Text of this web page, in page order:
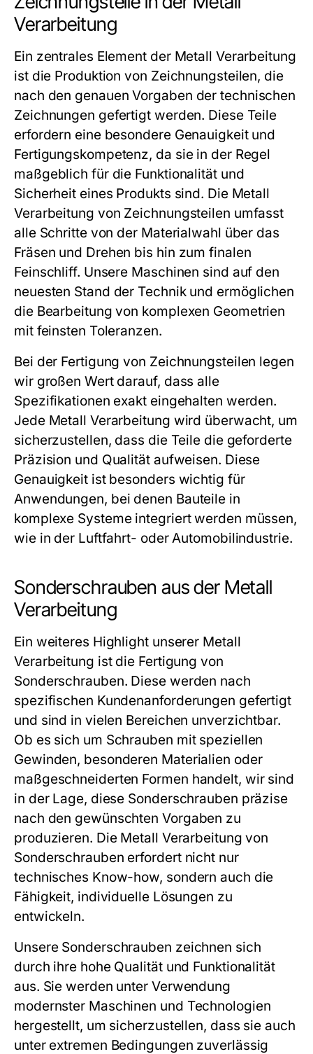
Verarbeitung
Ein zentrales Element der Metall Verarbeitung
ist die Produktion von Zeichnungsteilen, die
nach den genauen Vorgaben der technischen
Zeichnungen gefertigt werden. Diese Teile
erfordern eine besondere Genauigkeit und
Fertigungskompetenz, da sie in der Regel
maßgeblich für die Funktionalität und
Sicherheit eines Produkts sind. Die Metall
Verarbeitung von Zeichnungsteilen umfasst
alle Schritte von der Materialwahl über das
Fräsen und Drehen bis hin zum finalen
Feinschliff. Unsere Maschinen sind auf den
neuesten Stand der Technik und ermöglichen
die Bearbeitung von komplexen Geometrien
mit feinsten Toleranzen.
Bei der Fertigung von Zeichnungsteilen legen
wir großen Wert darauf, dass alle
Spezifikationen exakt eingehalten werden.
Jede Metall Verarbeitung wird überwacht, um
sicherzustellen, dass die Teile die geforderte
Präzision und Qualität aufweisen. Diese
Genauigkeit ist besonders wichtig für
Anwendungen, bei denen Bauteile in
komplexe Systeme integriert werden müssen,
wie in der Luftfahrt- oder Automobilindustrie.
Sonderschrauben aus der Metall
Verarbeitung
Ein weiteres Highlight unserer Metall
Verarbeitung ist die Fertigung von
Sonderschrauben. Diese werden nach
spezifischen Kundenanforderungen gefertigt
und sind in vielen Bereichen unverzichtbar.
Ob es sich um Schrauben mit speziellen
Gewinden, besonderen Materialien oder
maßgeschneiderten Formen handelt, wir sind
in der Lage, diese Sonderschrauben präzise
nach den gewünschten Vorgaben zu
produzieren. Die Metall Verarbeitung von
Sonderschrauben erfordert nicht nur
technisches Know-how, sondern auch die
Fähigkeit, individuelle Lösungen zu
entwickeln.
Unsere Sonderschrauben zeichnen sich
durch ihre hohe Qualität und Funktionalität
aus. Sie werden unter Verwendung
modernster Maschinen und Technologien
hergestellt, um sicherzustellen, dass sie auch
unter extremen Bedingungen zuverlässig